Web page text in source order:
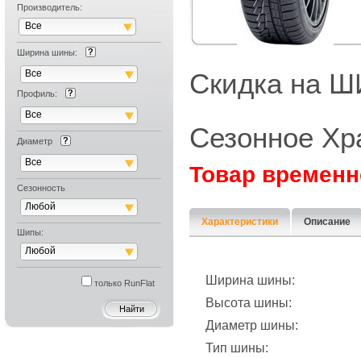
Производитель:
Все
Ширина шины:
Все
Профиль:
Все
Диаметр
Все
Сезонность
Любой
Шипы:
Любой
только RunFlat
Скидка на
Сезонное
Товар
Характеристики Описание
Ширина шины:
Высота шины:
Диаметр шины:
Тип шины: